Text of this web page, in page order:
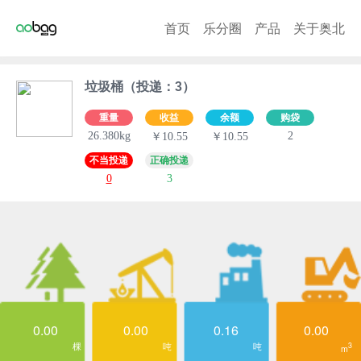
首页 乐分圈 产品 关于奥北
垃圾桶（投递：3）
重量
26.380kg
收益
￥10.55
余额
￥10.55
购袋
2
不当投递
0
正确投递
3
0.00
棵
0.00
吨
0.16
吨
0.00
m3